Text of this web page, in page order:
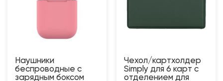
Наушники
беспроводные с
зарядным боксом
Чехол/картхолдер
Simply для 6 карт с
отделением для